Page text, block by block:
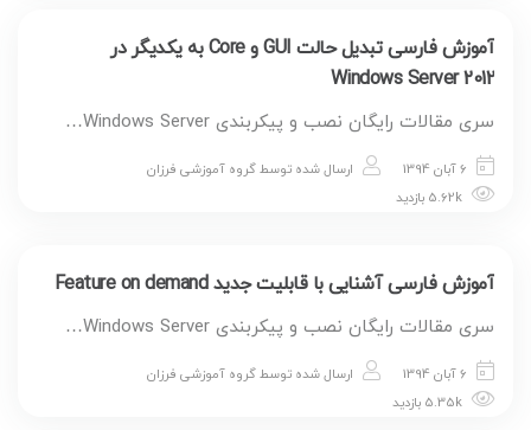
آموزش فارسی تبدیل حالت GUI و Core به یکدیگر در
Windows Server 2012
سری مقالات رایگان نصب و پیکربندی Windows Server…
6 آبان 1394 ارسال شده توسطگروه آموزشی فرزان
آموزش فارسی آشنایی با قابلیت جدید Feature on demand
سری مقالات رایگان نصب و پیکربندی Windows Server…
6 آبان 1394 ارسال شده توسطگروه آموزشی فرزان